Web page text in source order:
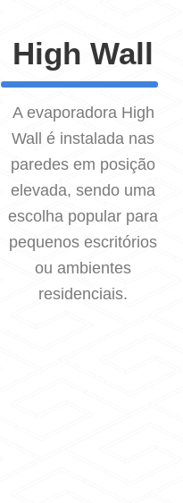
High Wall
A evaporadora High
Wall é instalada nas
paredes em posição
elevada, sendo uma
escolha popular para
pequenos escritórios
ou ambientes
residenciais.